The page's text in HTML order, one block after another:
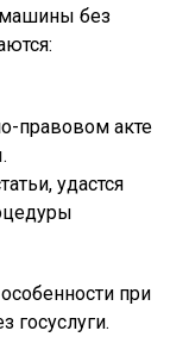
без
правовом акте
удастся
при
госуслуги.